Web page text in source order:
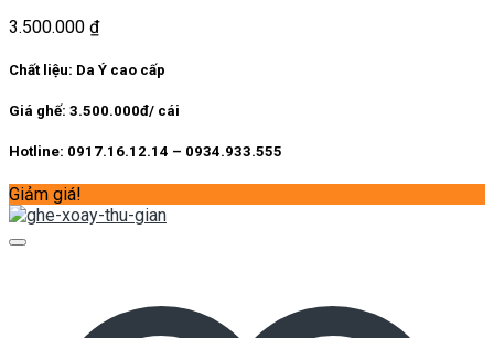
3.500.000 ₫
Chất liệu: Da Ý cao cấp
Giá ghế: 3.500.000đ/ cái
Hotline: 0917.16.12.14 – 0934.933.555
Giảm giá!